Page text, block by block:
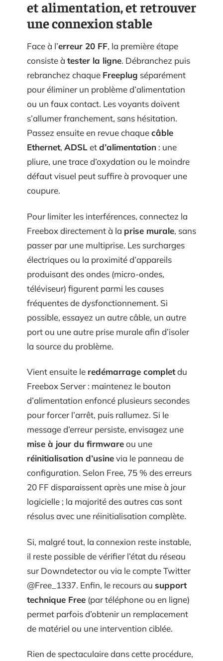
et alimentation, et retrouver
une connexion stable
Face à l’erreur 20 FF, la première étape
consiste à tester la ligne. Débranchez puis
rebranchez chaque Freeplug séparément
pour éliminer un problème d’alimentation
ou un faux contact. Les voyants doivent
s’allumer franchement, sans hésitation.
Passez ensuite en revue chaquecâble
Ethernet, ADSLetd’alimentation : une
pliure, une trace d’oxydation ou le moindre
défaut visuel peut suffire à provoquer une
coupure.
Pour limiter les interférences, connectez la
Freebox directement à la prise murale, sans
passer par une multiprise. Les surcharges
électriques ou la proximité d’appareils
produisant des ondes (micro-ondes,
téléviseur) figurent parmi les causes
fréquentes de dysfonctionnement. Si
possible, essayez un autre câble, un autre
port ou une autre prise murale afin d’isoler
la source du problème.
Vient ensuite le redémarrage completdu
Freebox Server : maintenez le bouton
d’alimentation enfoncé plusieurs secondes
pour forcer l’arrêt, puis rallumez. Si le
message d’erreur persiste, envisagez une
mise à jour du firmwareou une
réinitialisation d’usinevia le panneau de
configuration. Selon Free, 75 % des erreurs
20 FF disparaissent après une mise à jour
logicielle ; la majorité des autres cas sont
résolus avec une réinitialisation complète.
Si, malgré tout, la connexion reste instable,
il reste possible de vérifier l’état du réseau
sur Downdetector ou via le compte Twitter
@Free_1337. Enfin, le recours au support
technique Free (par téléphone ou en ligne)
permet parfois d’obtenir un remplacement
de matériel ou une intervention ciblée.
Rien de spectaculaire dans cette procédure,